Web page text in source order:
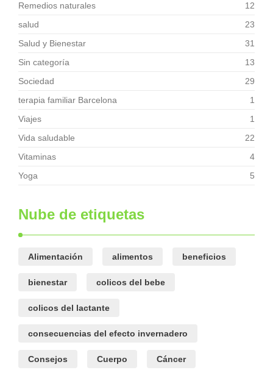
Remedios naturales
12
salud
23
Salud y Bienestar
31
Sin categoría
13
Sociedad
29
terapia familiar Barcelona
1
Viajes
1
Vida saludable
22
Vitaminas
4
Yoga
5
Nube de etiquetas
Alimentación alimentos beneficios
bienestar colicos del bebe
colicos del lactante
consecuencias del efecto invernadero
Consejos Cuerpo Cáncer